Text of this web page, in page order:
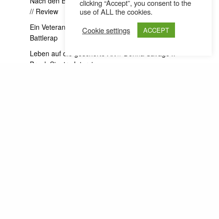
// Review
Ein Veteran verlässt Battlerap! UBC #6 //
Battlerap
Leben auf die goscherte Art // Donna Savage x
Brenk Sinatra Interview
clicking “Accept”, you consent to the
use of ALL the cookies.
Cookie settings
ACCEPT